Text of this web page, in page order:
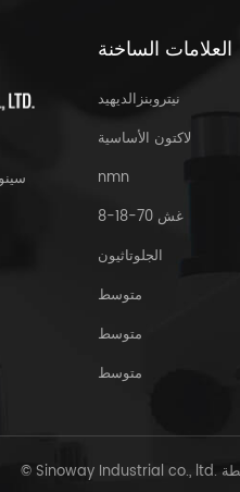
العلامات الساخنة
نيتروبنزالديهيد
لاكتون الأساسية
nmn
غش 70-18-8
الجلوتاثيون
متوسط
متوسط
متوسط